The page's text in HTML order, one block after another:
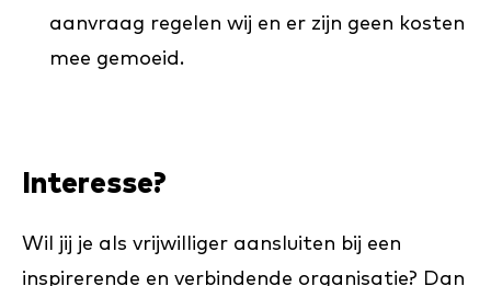
aanvraag regelen wij en er zijn geen kosten
mee gemoeid.
Interesse?
Wil jij je als vrijwilliger aansluiten bij een
inspirerende en verbindende organisatie? Dan